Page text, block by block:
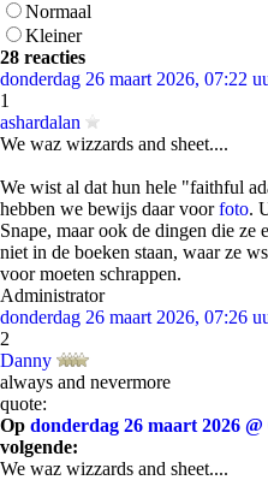
Normaal
Kleiner
28 reacties
donderdag 26 maart 2026, 07:22
1
ashardalan
We waz wizzards and sheet....
We wist al dat hun hele "faithful
hebben we bewijs daar voorfoto.
Snape, maar ook de dingen die
niet in de boeken staan, waar ze
voor moeten schrappen.
Administrator
donderdag 26 maart 2026, 07:26
2
Danny
always and nevermore
quote:
Op donderdag 26 maart 2026 @
volgende:
We waz wizzards and sheet....